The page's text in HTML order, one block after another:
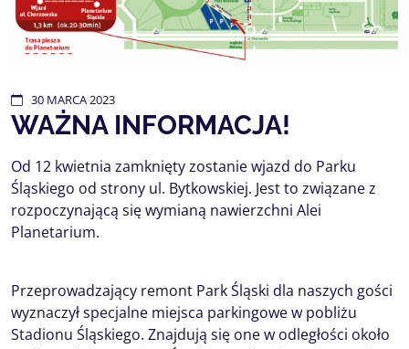
30 MARCA2023
WAŻNA INFORMACJA!
Od 12 kwietnia zamknięty zostanie wjazd do Parku
Śląskiego od strony ul. Bytkowskiej. Jest to związane z
rozpoczynającą się wymianą nawierzchni Alei
Planetarium.
Przeprowadzający remont Park Śląski dla naszych gości
wyznaczył specjalne miejsca parkingowe w pobliżu
Stadionu Śląskiego. Znajdują się one w odległości około